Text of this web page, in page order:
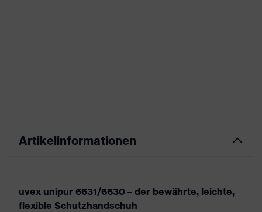
Artikelinformationen
uvex unipur 6631/6630 – der bewährte, leichte,
flexible Schutzhandschuh